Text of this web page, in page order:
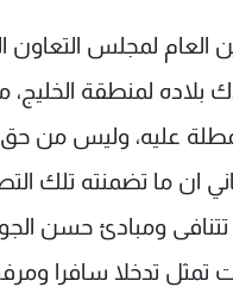
العام لمجلس التعاون
بلاده لمنطقة
عليه، وليس من حق
ان ما تضمنته تلك
ومبادئ حسن
تمثل تدخلا سافرا